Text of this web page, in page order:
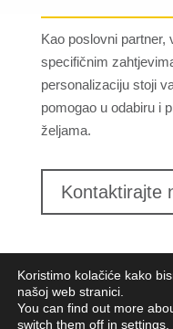
Kao poslovni partner,
specifičnim
personalizaciju stoji
pomogao u odabiru i
željama.
Kontaktirajte
Koristimo kolačiće kako
našoj web stranici.
You can find out more
switch them off in settings